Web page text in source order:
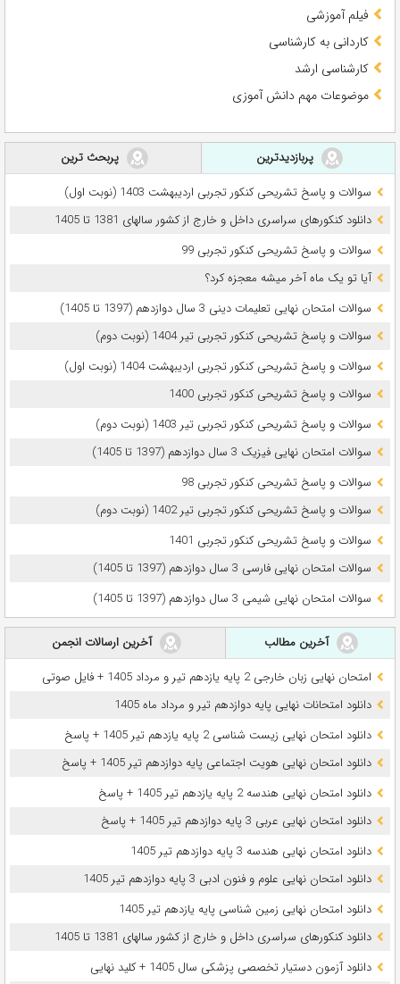
فیلم آموزشی
کاردانی به کارشناسی
کارشناسی ارشد
موضوعات مهم دانش آموزی
پربازدیدترین
پربحث ترین
سوالات و پاسخ تشریحی کنکور تجربی اردیبهشت 1403 (نوبت اول)
دانلود کنکورهای سراسری داخل و خارج از کشور سالهای 1381 تا 1405
سوالات و پاسخ تشریحی کنکور تجربی 99
آیا تو یک ماه آخر میشه معجزه کرد؟
سوالات امتحان نهایی تعلیمات دینی 3 سال دوازدهم (1397 تا 1405)
سوالات و پاسخ تشریحی کنکور تجربی تیر 1404 (نوبت دوم)
سوالات و پاسخ تشریحی کنکور تجربی اردیبهشت 1404 (نوبت اول)
سوالات و پاسخ تشریحی کنکور تجربی 1400
سوالات و پاسخ تشریحی کنکور تجربی تیر 1403 (نوبت دوم)
سوالات امتحان نهایی فیزیک 3 سال دوازدهم (1397 تا 1405)
سوالات و پاسخ تشریحی کنکور تجربی 98
سوالات و پاسخ تشریحی کنکور تجربی تیر 1402 (نوبت دوم)
سوالات و پاسخ تشریحی کنکور تجربی 1401
سوالات امتحان نهایی فارسی 3 سال دوازدهم (1397 تا 1405)
سوالات امتحان نهایی شیمی 3 سال دوازدهم (1397 تا 1405)
آخرین مطالب
آخرین ارسالات انجمن
امتحان نهایی زبان خارجی 2 پایه یازدهم تیر و مرداد 1405 + فایل صوتی
دانلود امتحانات نهایی پایه دوازدهم تیر و مرداد ماه 1405
دانلود امتحان نهایی زیست شناسی 2 پایه یازدهم تیر 1405 + پاسخ
دانلود امتحان نهایی هویت اجتماعی پایه دوازدهم تیر 1405 + پاسخ
دانلود امتحان نهایی هندسه 2 پایه یازدهم تیر 1405 + پاسخ
دانلود امتحان نهایی عربی 3 پایه دوازدهم تیر 1405 + پاسخ
دانلود امتحان نهایی هندسه 3 پایه دوازدهم تیر 1405
دانلود امتحان نهایی علوم و فنون ادبی 3 پایه دوازدهم تیر 1405
دانلود امتحان نهایی زمین شناسی پایه یازدهم تیر 1405
دانلود کنکورهای سراسری داخل و خارج از کشور سالهای 1381 تا 1405
دانلود آزمون دستیار تخصصی پزشکی سال 1405 + کلید نهایی